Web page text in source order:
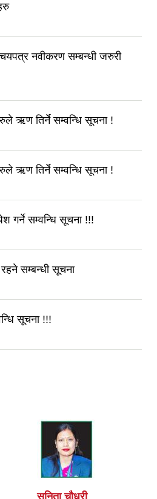
नवीकरण सम्बन्धी जरुरी
ऋण तिर्ने सम्वन्धि सूचना !
ऋण तिर्ने सम्वन्धि सूचना !
गर्ने सम्वन्धि सूचना !!!
सम्बन्धी सूचना
सूचना !!!
सुनिता चौधरी